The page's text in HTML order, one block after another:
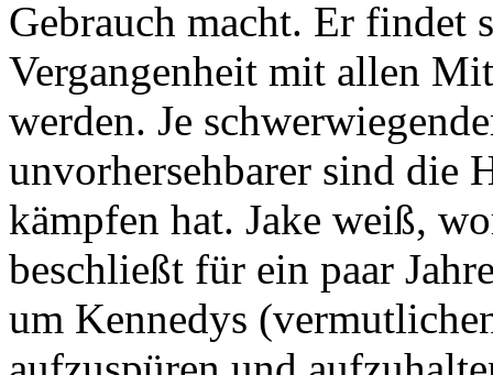
Gebrauch macht. Er findet
Vergangenheit mit allen
werden. Je
unvorhersehbarer sind die
kämpfen hat. Jake weiß,
beschließt für ein paar
um Kennedys